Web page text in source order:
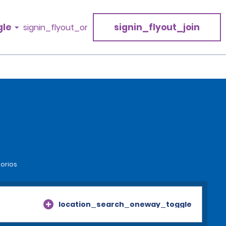
signin_flyout_or signin_flyout_join
location_search_oneway_toggle